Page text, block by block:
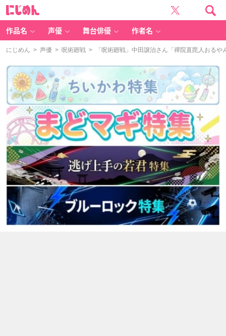
作品名 声優 舞台俳優 作者名
にじめん > 声優 > 呪術廻戦 > 「呪術廻戦」中田譲治さん「禪院直毘人おる